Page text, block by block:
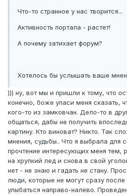
Что-то странное у нас творится...
Активность портала - растет!
А почему затихает форум?
Хотелось бы услышать ваше
))) ну, вот мы и пришли к тому, что
конечно, боже упаси меня сказать,
кого-то из замковчан. Дело-то в
общаться, дабы не получить
картину. Кто виноват? Никто. Так
мнения, судьбы.. Что я выбрала для
прочтение интересующих меня тем,
на хрупкий лед и снова в свой
нет - не знаю и гадать не стану.
люди, которые не могут сразу после
улыбаться направо-налево.